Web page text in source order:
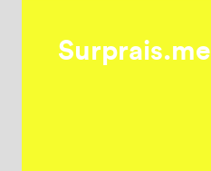
Surprais.me